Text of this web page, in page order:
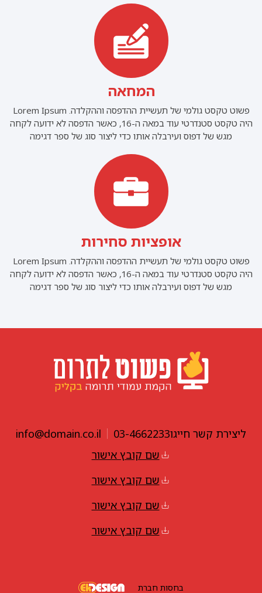
המחאה
פשוט טקסט גולמי של תעשיית ההדפסה וההקלדה. Lorem Ipsum
היה טקסט סטנדרטי עוד במאה ה-16, כאשר הדפסה לא ידועה לקחה
מגש של דפוס ועירבלה אותו כדי ליצור סוג של ספר דגימה
אופציות סחירות
פשוט טקסט גולמי של תעשיית ההדפסה וההקלדה. Lorem Ipsum
היה טקסט סטנדרטי עוד במאה ה-16, כאשר הדפסה לא ידועה לקחה
מגש של דפוס ועירבלה אותו כדי ליצור סוג של ספר דגימה
ליצירת קשר חייגו03-4662233
info@domain.co.il
שם קובץ אישור
שם קובץ אישור
שם קובץ אישור
שם קובץ אישור
בחסות חברת